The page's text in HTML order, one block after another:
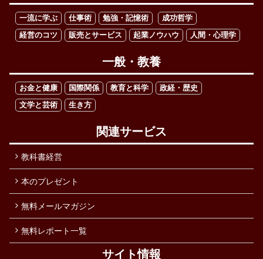
一流に学ぶ 仕事術 勉強・記憶術
成功哲学
経営のコツ
販売とサービス 起業ノウハウ 人間・心理学
一般・教養
お金と健康 国際関係 教育と科学
政経・歴史
文学と芸術
生き方
関連サービス
教科書経営
本のプレゼント
無料メールマガジン
無料レポート一覧
サイト情報